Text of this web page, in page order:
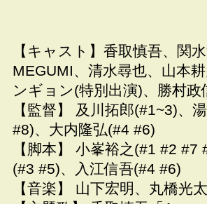
【キャスト】香取慎吾、関水
MEGUMI、清水尋也、山本
ンギョン(特別出演)、勝村政
【監督】 及川拓郎(#1~3)、
#8)、大内隆弘(#4 #6)
【脚本】 小峯裕之(#1 #2 #7
(#3 #5)、入江信吾(#4 #6)
【音楽】 山下宏明、丸橋光